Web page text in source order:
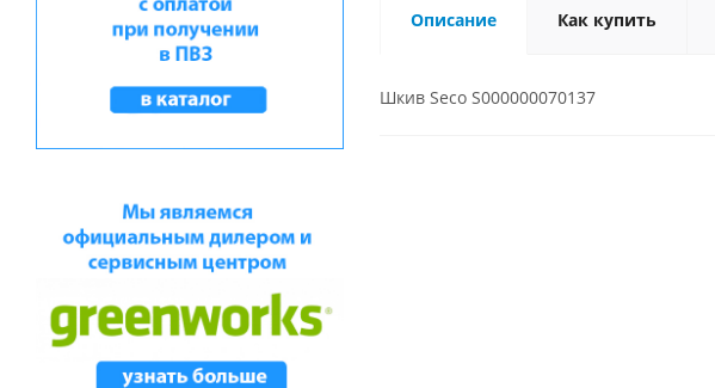
Описание Как купить
Шкив Seco S000000070137